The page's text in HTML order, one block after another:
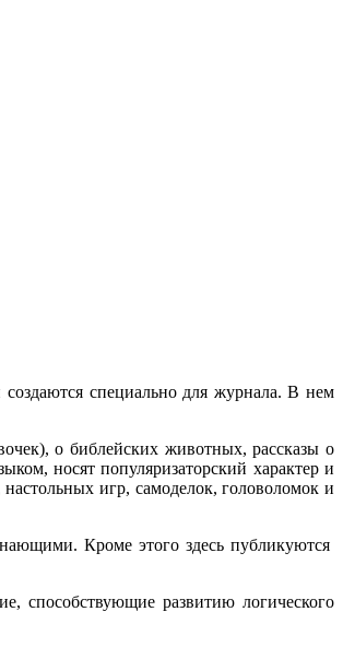
специально для журнала. В нем
о библейских животных, рассказы о
носят популяризаторский характер и
игр, самоделок, головоломок и
Кроме этого здесь публикуются
способствующие развитию логического